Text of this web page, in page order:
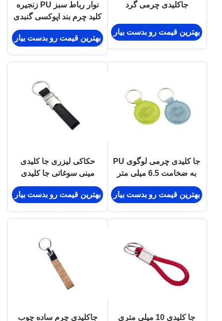
جاکلیدی چرمی گرد
بهترین قیمت رو بدست بیار
نوار رباط سبز PU زنجیره
کلید چرم بند اپوکسی گنبدی
بهترین قیمت رو بدست بیار
جا کلیدی چرمی لوگوی PU
به ضخامت 6.5 میلی متر
بهترین قیمت رو بدست بیار
حکاکی لیزری جا کلیدی
مینی سوغاتی جا کلیدی
چرمی شخصی شده به
ضخامت 9 میلی متر
بهترین قیمت رو بدست بیار
جا کلیدی 10 میلی متری
جاکلیدی چرم ساده چوب